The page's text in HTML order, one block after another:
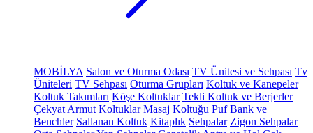
MOBİLYA Salon ve Oturma Odası TV Ünitesi ve Sehpası Tv
Üniteleri TV Sehpası Oturma Grupları Koltuk ve Kanepeler
Koltuk Takımları Köşe Koltuklar Tekli Koltuk ve Berjerler
Çekyat Armut Koltuklar Masaj Koltuğu Puf Bank ve
Benchler Sallanan Koltuk Kitaplık Sehpalar Zigon Sehpalar